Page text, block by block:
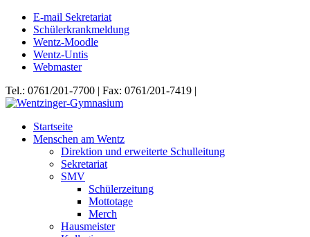
E-mail Sekretariat
Schülerkrankmeldung
Wentz-Moodle
Wentz-Untis
Webmaster
Tel.: 0761/201-7700 | Fax: 0761/201-7419 |
Startseite
Menschen am Wentz
Direktion und erweiterte Schulleitung
Sekretariat
SMV
Schülerzeitung
Mottotage
Merch
Hausmeister